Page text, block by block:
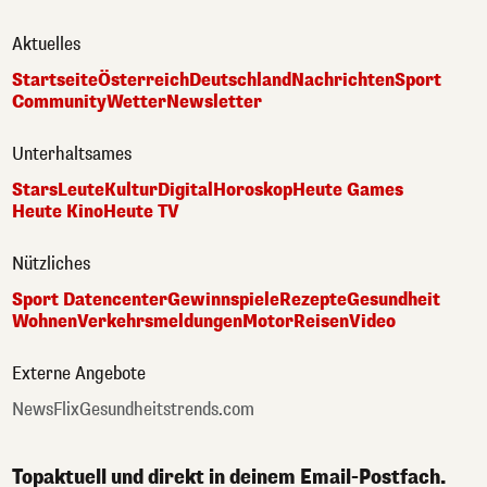
Aktuelles
StartseiteÖsterreichDeutschlandNachrichtenSport
CommunityWetterNewsletter
Unterhaltsames
StarsLeuteKulturDigitalHoroskopHeute Games
Heute KinoHeute TV
Nützliches
Sport DatencenterGewinnspieleRezepteGesundheit
WohnenVerkehrsmeldungenMotorReisenVideo
Externe Angebote
NewsFlixGesundheitstrends.com
Topaktuell und direkt in deinem Email-Postfach.